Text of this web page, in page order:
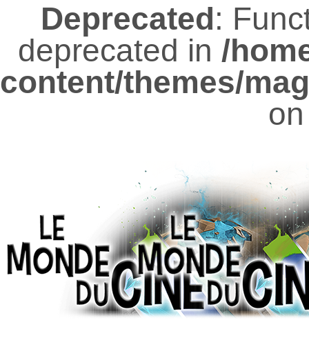
Deprecated:
deprecated in /
content/themes/